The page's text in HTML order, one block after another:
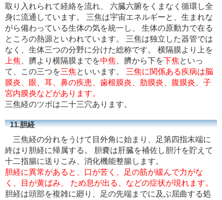
取り入れられて経絡を流れ、 六臓六腑をくまなく循環し全
身に流通しています。 三焦は宇宙エネルギーと、生まれな
がら備わっている生体の気を統一し、 生体の原動力で在る
ところの熱源といわれています。 三焦は独立した器管では
なく、生体三つの分野に分けた総称です。 横隔膜より上を
上焦 、臍より横隔膜までを中焦 、臍から下を下焦といっ
て、この三つを三焦といいます。 三焦に関係ある疾病は脳
膜炎、眼、耳、鼻の疾患、歯根膜炎、肋膜炎、腹膜炎、子
宮内膜炎などがあります。
三焦経のツボは二十三穴あります。
11.胆経
三焦経の分れをうけて目外角に始まり、足第四指末端に
終はり胆経に帰属する。 胆嚢は肝臓を補佐し胆汁を貯えて
十二指腸に送りこみ、消化機能整腸します。
胆経に異常があると、口が苦く、足の筋が緩んで力がな
く、目が黄ばみ、 ため息が出る、などの症状が現れます。
胆経は頭部を複雑に廻り、足の先端までに及ぶ屈曲する処